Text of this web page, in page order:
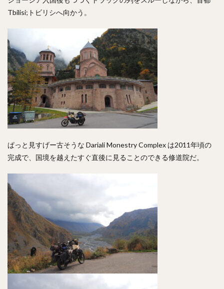
Tbilisi;トビリシへ向かう。
ぱっと見すげー古そうな Dariali Monestry Complex は2011年頃の
完成で、国境を越えたすぐ直後に見ることのできる修道院だ。